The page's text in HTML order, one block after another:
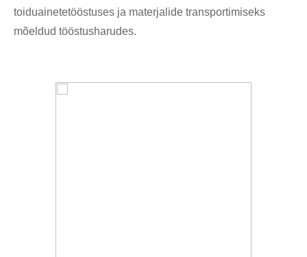
toiduainetetööstuses ja materjalide transportimiseks
mõeldud tööstusharudes.